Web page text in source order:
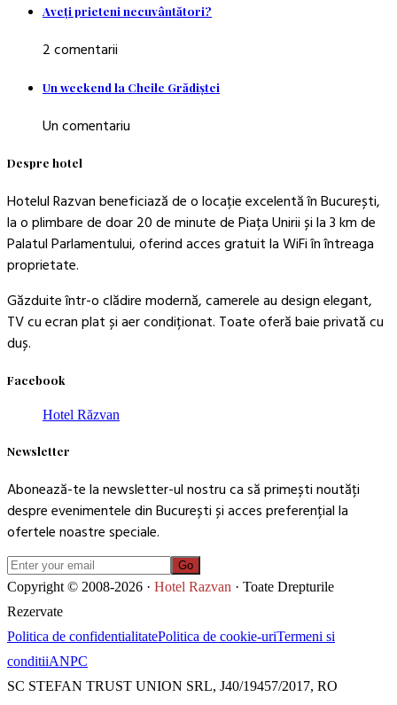
Aveţi prieteni necuvântători?
2 comentarii
Un weekend la Cheile Grădiştei
Un comentariu
Despre hotel
Hotelul Razvan beneficiază de o locație excelentă în București,
la o plimbare de doar 20 de minute de Piața Unirii și la 3 km de
Palatul Parlamentului, oferind acces gratuit la WiFi în întreaga
proprietate.
Găzduite într-o clădire modernă, camerele au design elegant,
TV cu ecran plat și aer condiționat. Toate oferă baie privată cu
duș.
Facebook
Hotel Răzvan
Newsletter
Abonează-te la newsletter-ul nostru ca să primești noutăți
despre evenimentele din București și acces preferențial la
ofertele noastre speciale.
Go
Copyright © 2008-2026 · Hotel Razvan · Toate Drepturile
Rezervate
Politica de confidentialitatePolitica de cookie-uriTermeni si
conditiiANPC
SC STEFAN TRUST UNION SRL, J40/19457/2017, RO